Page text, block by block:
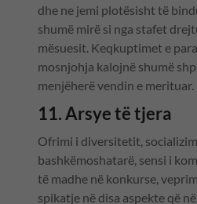
dhe ne jemi plotësisht të
shumë mirë si nga stafet
mësuesit. Keqkuptimet e
mosnjohja kalojnë shumë
menjëherë vendin e merituar.
11. Arsye të tjera
Ofrimi i diversitetit,
bashkëmoshatarë, sensi i
të madhe në konkurse,
spikatje në disa aspekte që